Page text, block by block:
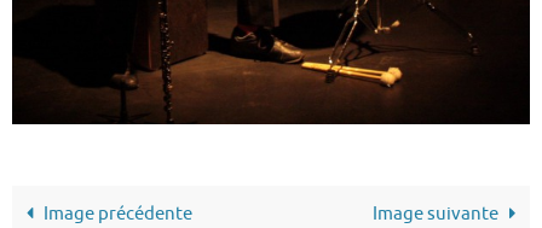
Image précédente Image suivante